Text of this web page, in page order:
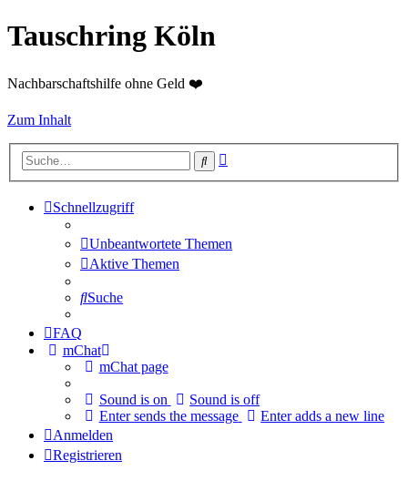
Tauschring Köln
Nachbarschaftshilfe ohne Geld ❤️
Zum Inhalt
Suche
Schnellzugriff
Unbeantwortete Themen
Aktive Themen
Suche
FAQ
mChat
mChat page
Sound is on
Sound is off
Enter sends the message
Enter adds a new line
Anmelden
Registrieren